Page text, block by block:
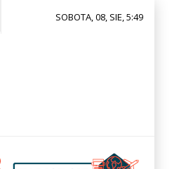
SOBOTA, 08, SIE, 5:49